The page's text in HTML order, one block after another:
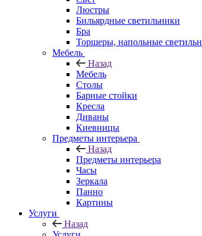
Люстры
Бильярдные светильники
Бра
Торшеры, напольные
Мебель
Назад
Мебель
Столы
Барные стойки
Кресла
Диваны
Киевницы
Предметы интерьера
Назад
Предметы интерьера
Часы
Зеркала
Панно
Картины
Услуги
Назад